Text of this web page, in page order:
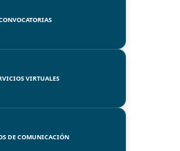
VIRTUALES
DE COMUNICACIÓN